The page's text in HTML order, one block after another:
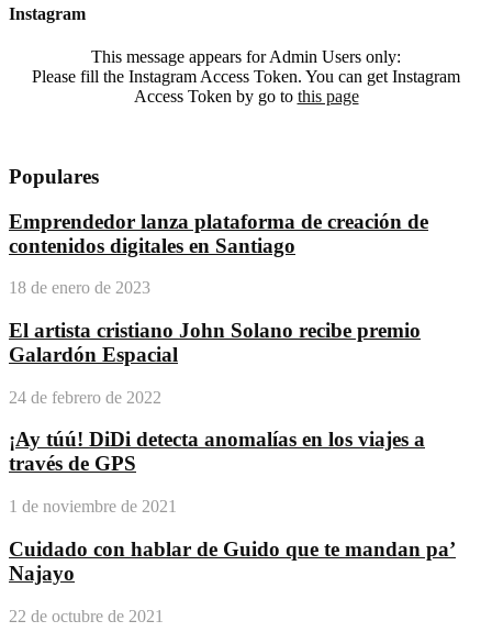
Instagram
This message appears for Admin Users only:
Please fill the Instagram Access Token. You can get Instagram
Access Token by go to this page
Populares
Emprendedor lanza plataforma de creación de
contenidos digitales en Santiago
18 de enero de 2023
El artista cristiano John Solano recibe premio
Galardón Espacial
24 de febrero de 2022
¡Ay túú! DiDi detecta anomalías en los viajes a
través de GPS
1 de noviembre de 2021
Cuidado con hablar de Guido que te mandan pa’
Najayo
22 de octubre de 2021